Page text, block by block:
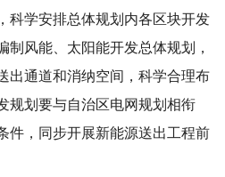
科学安排总体规划内各区块开发
制风能、太阳能开发总体规划，
出通道和消纳空间，科学合理布
规划要与自治区电网规划相衔
件，同步开展新能源送出工程前